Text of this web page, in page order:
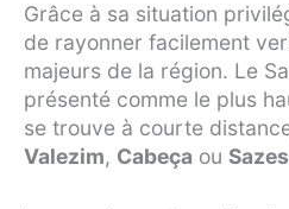
Grâce à sa situation
de rayonner facilement
majeurs de la région. Le
présenté comme le plus
se trouve à courte
Valezim, Cabeça ou